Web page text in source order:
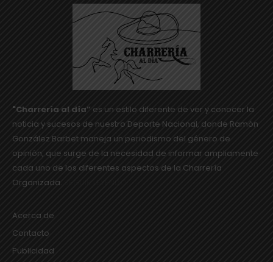
"Charrería al día” es un estilo diferente de ver y conocer la
noticia y sucesos de nuestro Deporte Nacional, donde Ramón
González Barbet maneja un periodismo del género de
opinión, que surge de la necesidad de informar ampliamente
cada uno de los diferentes aspectos de la Charrería
Organizada.
Acerca de
Contacto
Publicidad